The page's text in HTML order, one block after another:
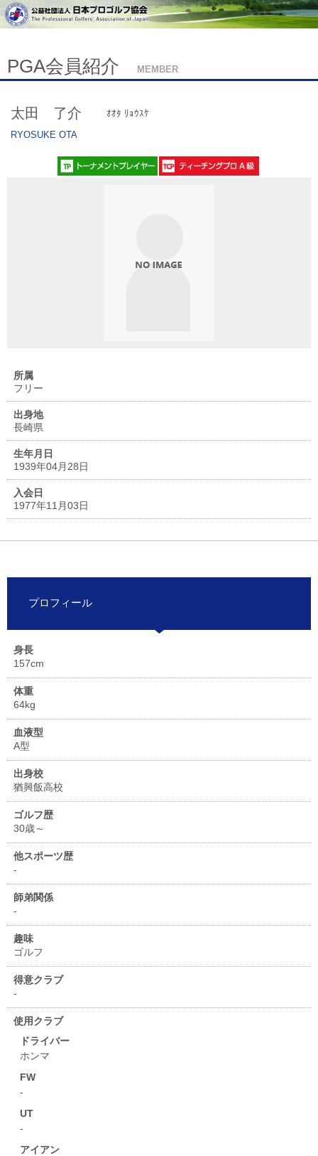
PGA会員紹介 MEMBER
太田 了介
ｵｵﾀ ﾘｮｳｽｹ
RYOSUKE OTA
所属
フリー
出身地
長崎県
生年月日
1939年04月28日
入会日
1977年11月03日
プロフィール
身長
157cm
体重
64kg
血液型
A型
出身校
猶興飯高校
ゴルフ歴
30歳～
他スポーツ歴
-
師弟関係
-
趣味
ゴルフ
得意クラブ
-
使用クラブ
ドライバー
ホンマ
FW
-
UT
-
アイアン